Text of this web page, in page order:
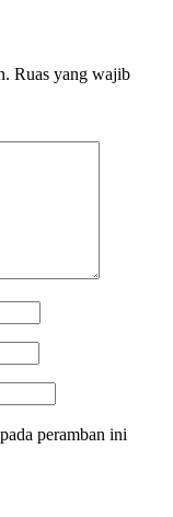
Ruas yang wajib
peramban ini